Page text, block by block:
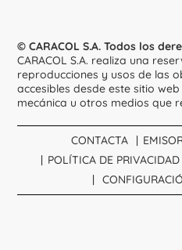
© CARACOL S.A. Todos los
CARACOL S.A. realiza una
reproducciones y usos de las
accesibles desde este sitio
mecánica u otros medios que
CONTACTA
POLÍTICA DE PRIVACIDAD